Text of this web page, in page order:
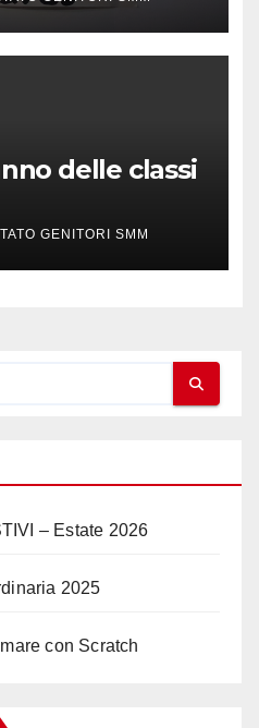
delle classi
GENITORI SMM
– Estate 2026
2025
con Scratch